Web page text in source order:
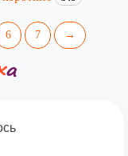
6 7 →